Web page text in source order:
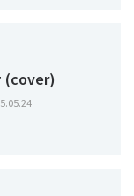
(cover)